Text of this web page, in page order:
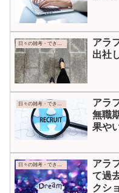
日々の雑考・できごと
アラ
出社
日々の雑考・できごと
アラ
無職
果や
日々の雑考・できごと
アラ
て過
クシ